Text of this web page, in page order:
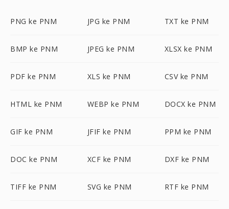
PNG ke PNM JPG ke PNM TXT ke PNM
BMP ke PNM JPEG ke PNM XLSX ke PNM
PDF ke PNM XLS ke PNM CSV ke PNM
HTML ke PNM WEBP ke PNM DOCX ke PNM
GIF ke PNM JFIF ke PNM PPM ke PNM
DOC ke PNM XCF ke PNM DXF ke PNM
TIFF ke PNM SVG ke PNM RTF ke PNM